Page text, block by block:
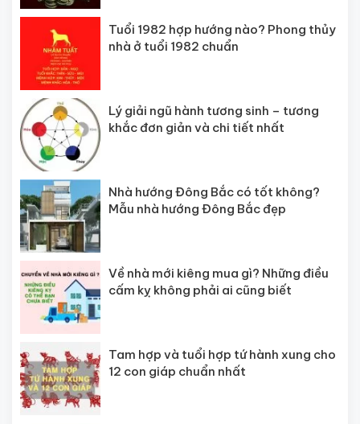
Tuổi 1982 hợp hướng nào? Phong thủy
nhà ở tuổi 1982 chuẩn
Lý giải ngũ hành tương sinh – tương
khắc đơn giản và chi tiết nhất
Nhà hướng Đông Bắc có tốt không?
Mẫu nhà hướng Đông Bắc đẹp
Về nhà mới kiêng mua gì? Những điều
cấm kỵ không phải ai cũng biết
Tam hợp và tuổi hợp tứ hành xung cho
12 con giáp chuẩn nhất